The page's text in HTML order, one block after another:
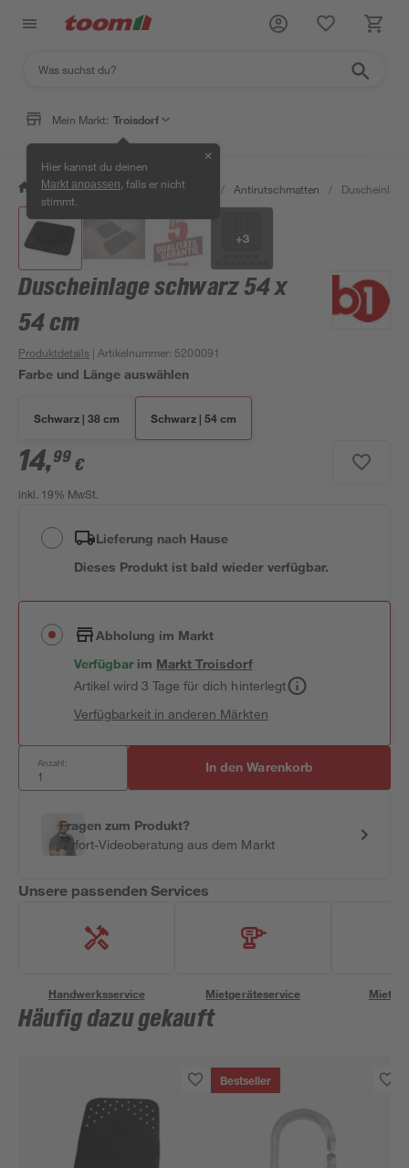
Mein Markt: Troisdorf
Hier kannst du deinen
Markt anpassen , falls er nicht
stimmt.
✕
/ Bad & Sanitär / Badsicherheit / Antirutschmatten /
+3
Duscheinlage schwarz 54 x
54 cm
Produktdetails | Artikelnummer: 5200091
Farbe und Länge auswählen
Schwarz | 38 cm Schwarz | 54 cm
14,99 €
inkl. 19% MwSt.
Lieferung nach Hause
Dieses Produkt ist bald wieder verfügbar.
Abholung im Markt
Verfügbar im MarktTroisdorf
Artikel wird 3 Tage für dich hinterlegt
Verfügbarkeit in anderen Märkten
Anzahl: In den Warenkorb
Fragen zum Produkt?
Sofort-Videoberatung aus dem Markt
Unsere passenden Services
Handwerksservice Mietgeräteservice
Häufig dazu gekauft
Bestseller